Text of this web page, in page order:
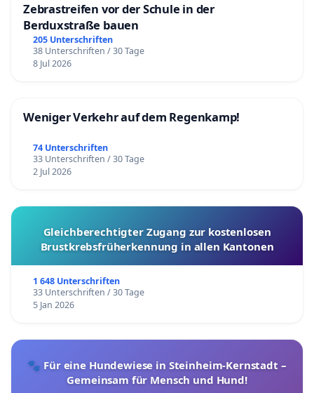
Zebrastreifen vor der Schule in der
Berduxstraße bauen
205 Unterschriften
38 Unterschriften / 30 Tage
8 Jul 2026
Weniger Verkehr auf dem Regenkamp!
74 Unterschriften
33 Unterschriften / 30 Tage
2 Jul 2026
Gleichberechtigter Zugang zur kostenlosen
Brustkrebsfrüherkennung in allen Kantonen
1 648 Unterschriften
33 Unterschriften / 30 Tage
5 Jan 2026
🐾 Für eine Hundewiese in Steinheim-Kernstadt –
Gemeinsam für Mensch und Hund!